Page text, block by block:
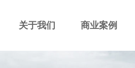
关于我们 商业案例